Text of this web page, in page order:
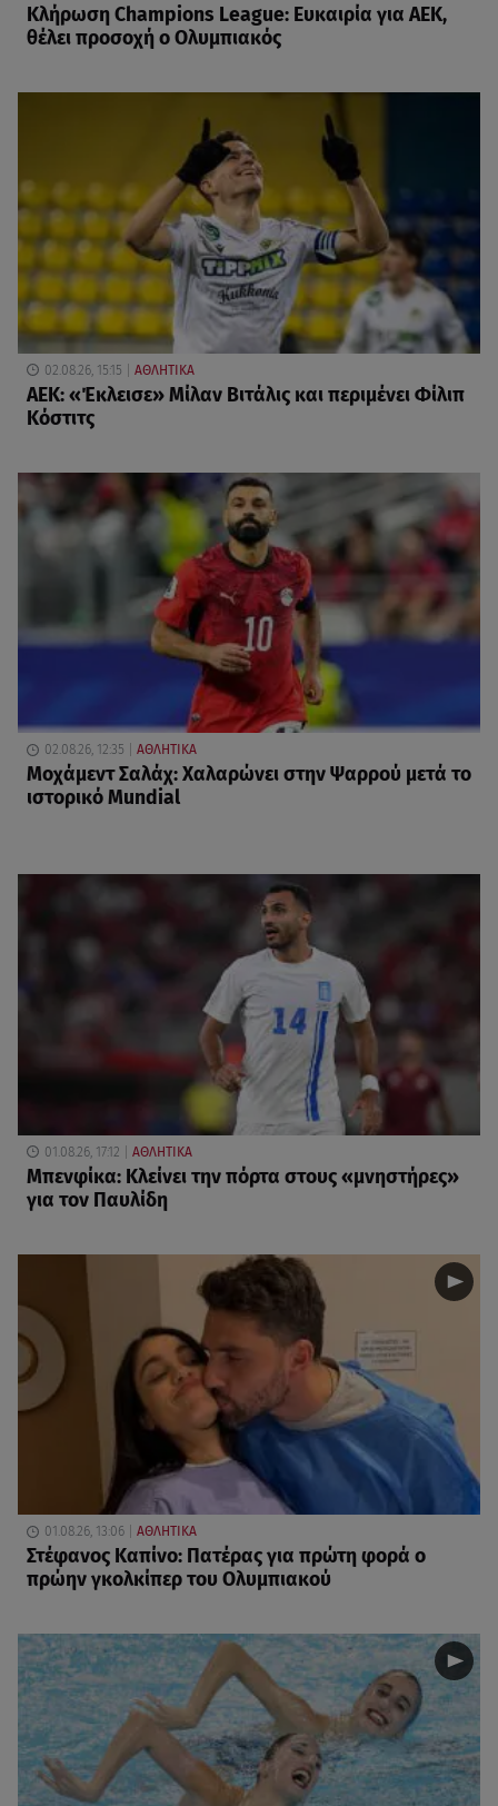
Κλήρωση Champions League: Ευκαιρία για ΑΕΚ,
θέλει προσοχή ο Ολυμπιακός
02.08.26, 15:15 ΑΘΛΗΤΙΚΑ
ΑΕΚ: «Έκλεισε» Μίλαν Βιτάλις και περιμένει Φίλιπ
Κόστιτς
02.08.26, 12:35 ΑΘΛΗΤΙΚΑ
Μοχάμεντ Σαλάχ: Χαλαρώνει στην Ψαρρού μετά το
ιστορικό Mundial
01.08.26, 17:12 ΑΘΛΗΤΙΚΑ
Μπενφίκα: Κλείνει την πόρτα στους «μνηστήρες»
για τον Παυλίδη
01.08.26, 13:06 ΑΘΛΗΤΙΚΑ
Στέφανος Καπίνο: Πατέρας για πρώτη φορά ο
πρώην γκολκίπερ του Ολυμπιακού